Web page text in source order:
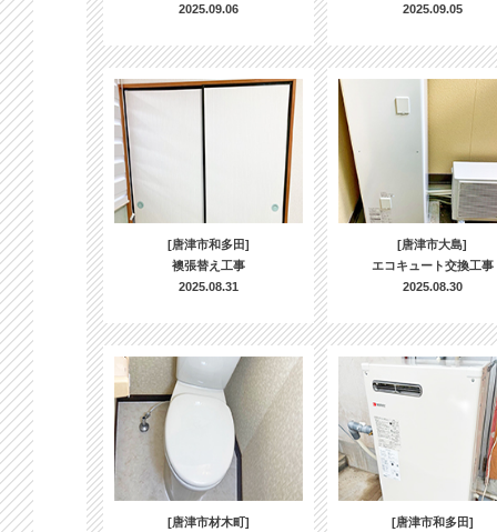
2025.09.06
2025.09.05
[唐津市和多田]
襖張替え工事
2025.08.31
[唐津市大島]
エコキュート交換工事
2025.08.30
[唐津市材木町]
[唐津市和多田]